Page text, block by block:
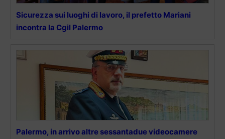
Sicurezza sui luoghi di lavoro, il prefetto Mariani
incontra la Cgil Palermo
Palermo, in arrivo altre sessantadue videocamere